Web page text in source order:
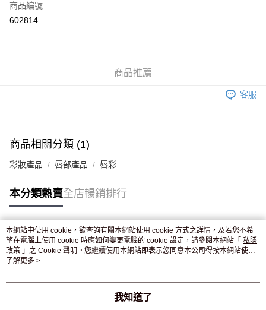
Apple Pay
付款後門市自取，訂單確認後2-4個工作天到店，7天內取。逾期後
商品編號
602814
商品推薦
客服
商品相關分類 (1)
彩妝產品 唇部產品 唇彩
本分類熱賣全店暢銷排行
熱門標籤
熱銷排行
本網站中使用 cookie，欲查詢有關本網站使用 cookie 方式之詳情，及若您不希
望在電腦上使用 cookie 時應如何變更電腦的 cookie 設定，請參閱本網站「 私隱
政策 」之 Cookie 聲明。您繼續使用本網站即表示您同意本公司得按本網站使用
條款之 Cookie 聲明使用 cookie。
了解更多 >
我知道了